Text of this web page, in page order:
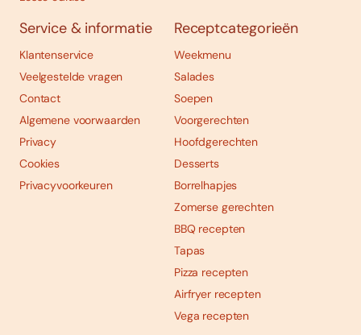
Service & informatie
Klantenservice
Veelgestelde vragen
Contact
Algemene voorwaarden
Privacy
Cookies
Privacyvoorkeuren
Receptcategorieën
Weekmenu
Salades
Soepen
Voorgerechten
Hoofdgerechten
Desserts
Borrelhapjes
Zomerse gerechten
BBQ recepten
Tapas
Pizza recepten
Airfryer recepten
Vega recepten